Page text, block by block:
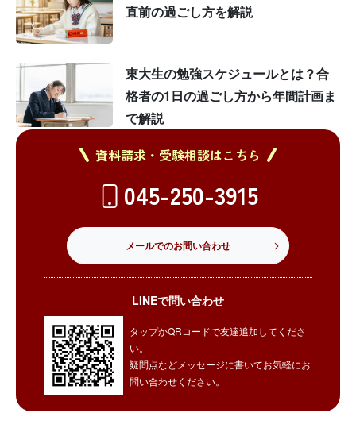
直前の過ごし方を解説
東大生の勉強スケジュールとは？合
格者の1日の過ごし方から年間計画ま
で解説
資料請求・受験相談はこちら
045-250-3915
メールでのお問い合わせ
LINEで問い合わせ
タップかQRコードで友達追加してくださ
い。
疑問点などメッセージに書いてお気軽にお
問い合わせください。